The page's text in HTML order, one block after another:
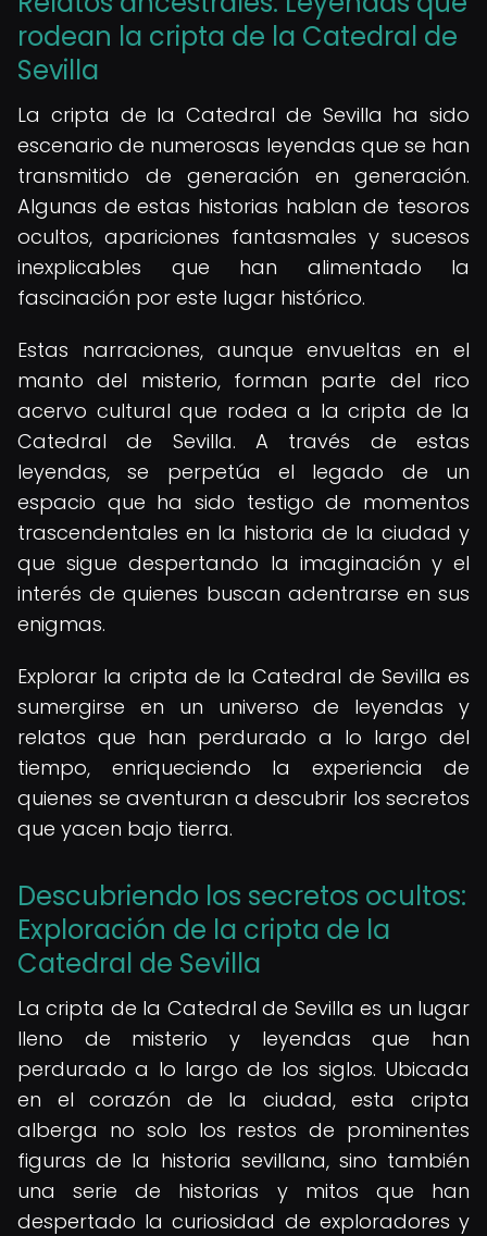
rodean la cripta de la Catedral de
Sevilla
La cripta de la Catedral de Sevilla ha sido
escenario de numerosas leyendas que se han
transmitido de generación en generación.
Algunas de estas historias hablan de tesoros
ocultos, apariciones fantasmales y sucesos
inexplicables que han alimentado la
fascinación por este lugar histórico.
Estas narraciones, aunque envueltas en el
manto del misterio, forman parte del rico
acervo cultural que rodea a la cripta de la
Catedral de Sevilla. A través de estas
leyendas, se perpetúa el legado de un
espacio que ha sido testigo de momentos
trascendentales en la historia de la ciudad y
que sigue despertando la imaginación y el
interés de quienes buscan adentrarse en sus
enigmas.
Explorar la cripta de la Catedral de Sevilla es
sumergirse en un universo de leyendas y
relatos que han perdurado a lo largo del
tiempo, enriqueciendo la experiencia de
quienes se aventuran a descubrir los secretos
que yacen bajo tierra.
Descubriendo los secretos ocultos:
Exploración de la cripta de la
Catedral de Sevilla
La cripta de la Catedral de Sevilla es un lugar
lleno de misterio y leyendas que han
perdurado a lo largo de los siglos. Ubicada
en el corazón de la ciudad, esta cripta
alberga no solo los restos de prominentes
figuras de la historia sevillana, sino también
una serie de historias y mitos que han
despertado la curiosidad de exploradores y